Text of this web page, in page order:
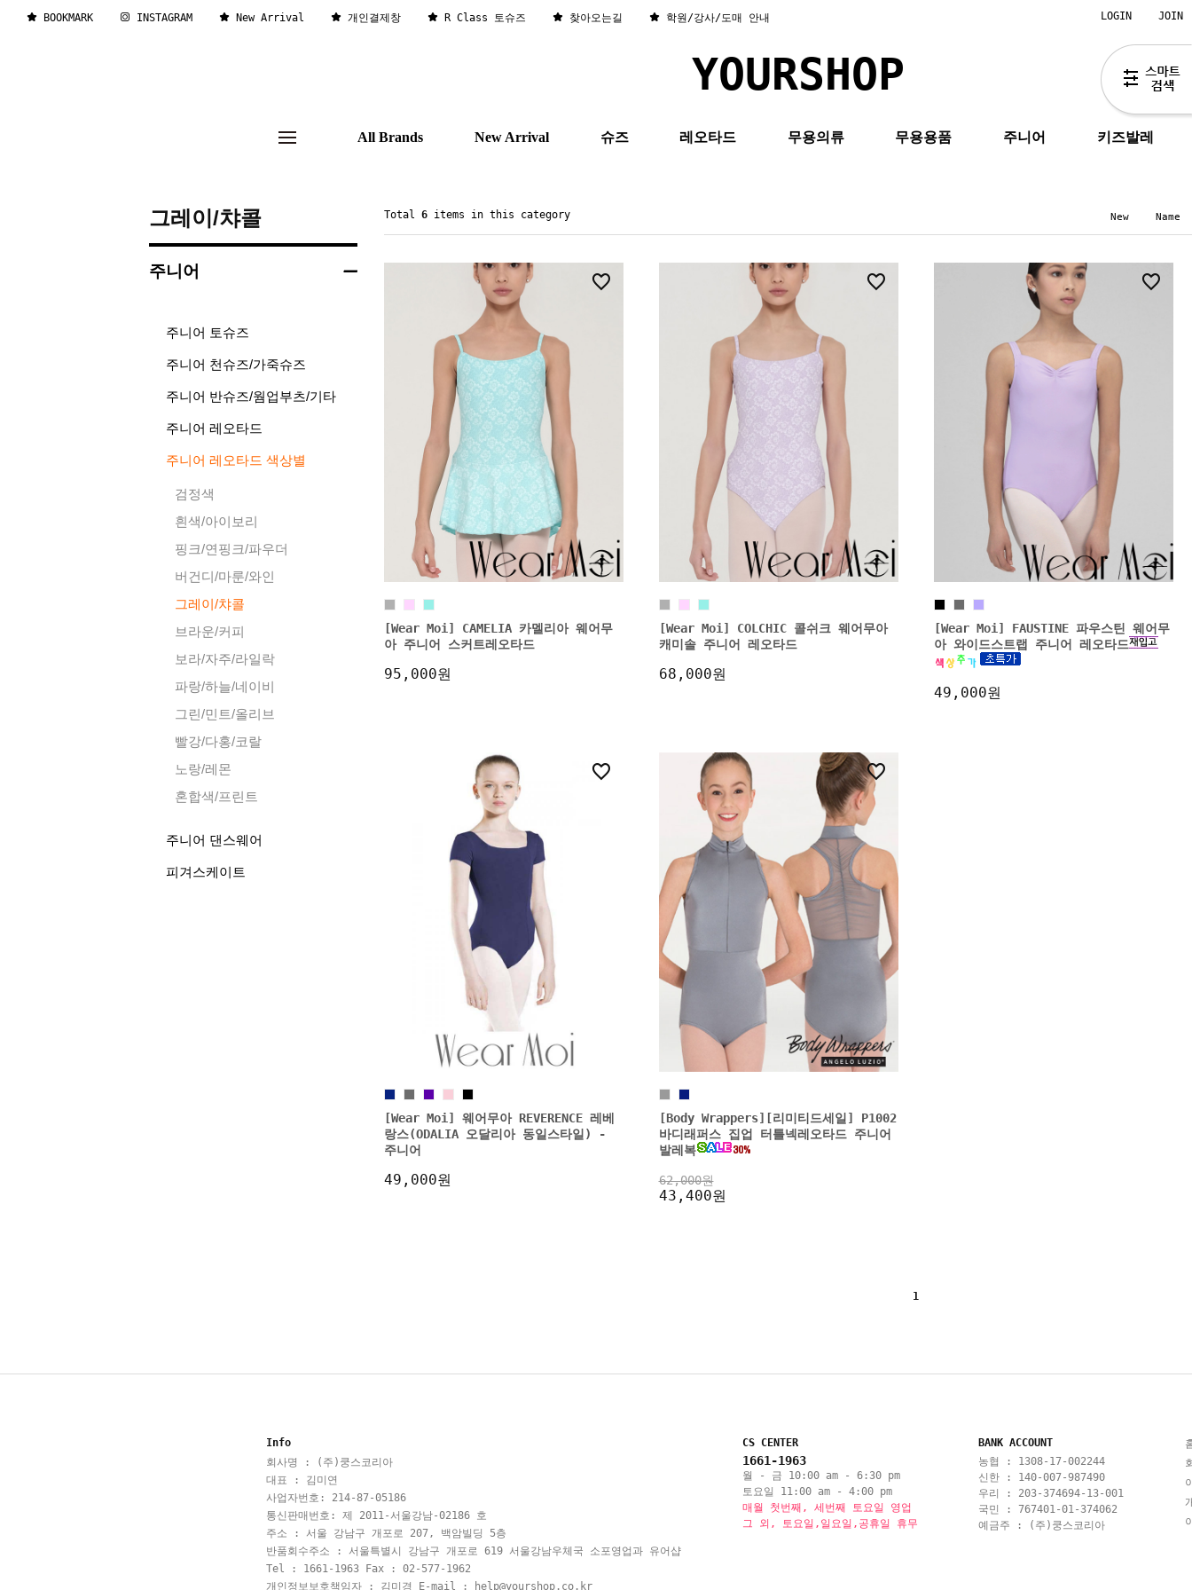
BOOKMARK INSTAGRAM New Arrival 개인결제창 R Class 토슈즈 찾아오는길 학원/강사/도매 안내 LOGIN JOIN
YOURSHOP
All Brands New Arrival 슈즈 레오타드 무용의류 무용용품 주니어 키즈발레
그레이/챠콜
주니어
주니어 토슈즈
주니어 천슈즈/가죽슈즈
주니어 반슈즈/웜업부츠/기타
주니어 레오타드
주니어 레오타드 색상별
검정색
흰색/아이보리
핑크/연핑크/파우더
버건디/마룬/와인
그레이/챠콜
브라운/커피
보라/자주/라일락
파랑/하늘/네이비
그린/민트/올리브
빨강/다홍/코랄
노랑/레몬
혼합색/프린트
주니어 댄스웨어
피겨스케이트
Total 6items in this category New Name
[Wear Moi] CAMELIA 카멜리아 웨어무
아 주니어 스커트레오타드
95,000원
[Wear Moi] COLCHIC 콜쉬크 웨어무아
캐미솔 주니어 레오타드
68,000원
[Wear Moi] FAUSTINE 파우스틴 웨어무
아 와이드스트랩 주니어 레오타드
49,000원
[Wear Moi] 웨어무아 REVERENCE 레베
랑스(ODALIA 오달리아 동일스타일) -
주니어
49,000원
0
[Body Wrappers][리미티드세일] P1002
바디래퍼스 집업 터틀넥레오타드 주니어
발레복
62,000원
43,400원
1
Info
회사명 : (주)쿵스코리아
대표 : 김미연
사업자번호: 214-87-05186
통신판매번호: 제 2011-서울강남-02186 호
주소 : 서울 강남구 개포로 207, 백암빌딩 5층
반품회수주소 : 서울특별시 강남구 개포로 619 서울강남우체국 소포영업과 유어샵
Tel : 1661-1963 Fax : 02-577-1962
개인정보보호책임자 : 김미경 E-mail :
help@yourshop.co.kr
CS CENTER
1661-1963
월 - 금 10:00 am - 6:30 pm
토요일 11:00 am - 4:00 pm
매월 첫번째, 세번째 토요일 영업
그 외, 토요일,일요일,공휴일 휴무
BANK ACCOUNT
농협 : 1308-17-002244
신한 : 140-007-987490
우리 : 203-374694-13-001
국민 : 767401-01-374062
예금주 : (주)쿵스코리아